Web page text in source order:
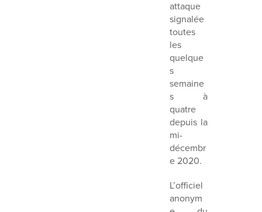
attaque
signalée
toutes
les
quelque
s
semaine
s à
quatre
depuis la
mi-
décembr
e 2020.
L’officiel
anonym